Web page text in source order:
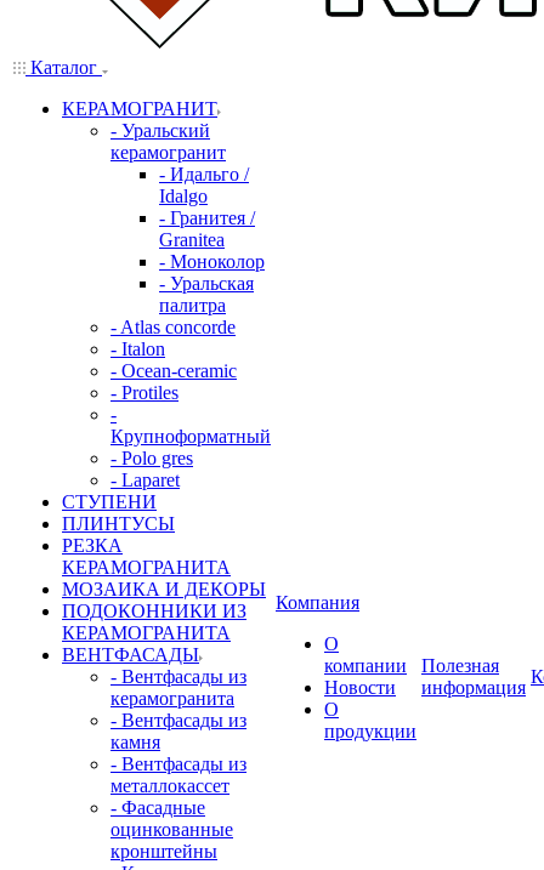
Каталог
КЕРАМОГРАНИТ
- Уральский
керамогранит
- Идальго /
Idalgo
- Гранитея /
Granitea
- Моноколор
- Уральская
палитра
- Atlas concorde
- Italon
- Ocean-ceramic
- Protiles
-
Крупноформатный
- Polo gres
- Laparet
СТУПЕНИ
ПЛИНТУСЫ
РЕЗКА
КЕРАМОГРАНИТА
МОЗАИКА И ДЕКОРЫ
ПОДОКОННИКИ ИЗ
КЕРАМОГРАНИТА
ВЕНТФАСАДЫ
- Вентфасады из
керамогранита
- Вентфасады из
камня
- Вентфасады из
металлокассет
- Фасадные
оцинкованные
кронштейны
Компания
О
компании
Новости
О
продукции
Полезная
информация